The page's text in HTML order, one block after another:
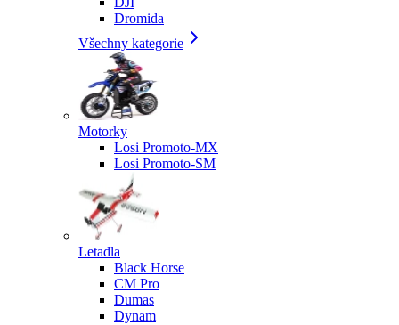
Dromida
Všechny kategorie
Motorky
Losi Promoto-MX
Losi Promoto-SM
Letadla
Black Horse
CM Pro
Dumas
Dynam